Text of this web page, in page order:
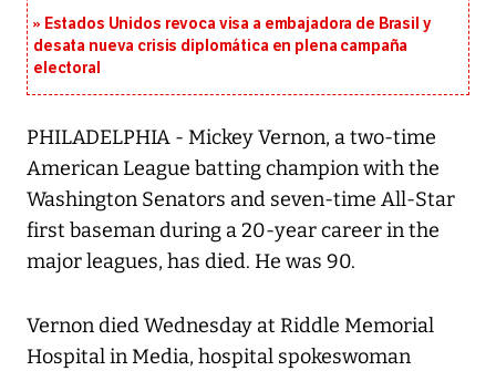
Estados Unidos revoca visa a embajadora de Brasil y
desata nueva crisis diplomática en plena campaña
electoral
PHILADELPHIA - Mickey Vernon, a two-time
American League batting champion with the
Washington Senators and seven-time All-Star
first baseman during a 20-year career in the
major leagues, has died. He was 90.
Vernon died Wednesday at Riddle Memorial
Hospital in Media, hospital spokeswoman